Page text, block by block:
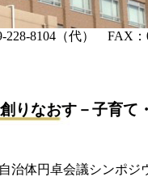
8104（代） FAX：
りなおす－子育て
治体円卓会議シンポジ